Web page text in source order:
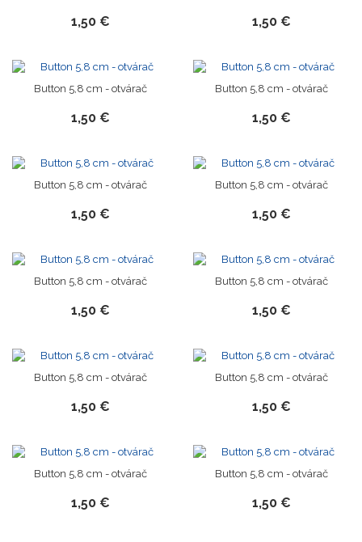
1,50 € 1,50 €
Button 5,8 cm - otvárač
1,50 €
Button 5,8 cm - otvárač
1,50 €
Button 5,8 cm - otvárač
1,50 €
Button 5,8 cm - otvárač
1,50 €
Button 5,8 cm - otvárač
1,50 €
Button 5,8 cm - otvárač
1,50 €
Button 5,8 cm - otvárač
1,50 €
Button 5,8 cm - otvárač
1,50 €
Button 5,8 cm - otvárač
1,50 €
Button 5,8 cm - otvárač
1,50 €